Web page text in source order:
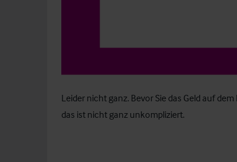
Leider nicht ganz. Bevor Sie das Geld auf
das ist nicht ganz unkompliziert.